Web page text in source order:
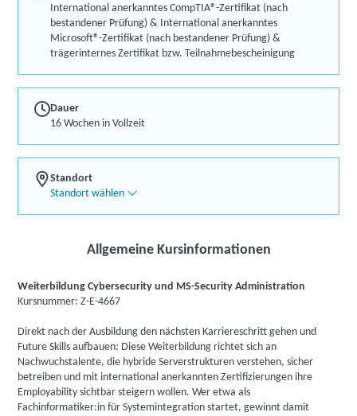
International anerkanntes CompTIA®-Zertifikat (nach
bestandener Prüfung) & International anerkanntes
Microsoft®-Zertifikat (nach bestandener Prüfung) &
trägerinternes Zertifikat bzw. Teilnahmebescheinigung
Dauer
16 Wochen in Vollzeit
Standort
Standort wählen
Allgemeine Kursinformationen
Weiterbildung Cybersecurity und MS-Security Administration
Kursnummer: Z-E-4667
Direkt nach der Ausbildung den nächsten Karriereschritt gehen und
Future Skills aufbauen: Diese Weiterbildung richtet sich an
Nachwuchstalente, die hybride Serverstrukturen verstehen, sicher
betreiben und mit international anerkannten Zertifizierungen ihre
Employability sichtbar steigern wollen. Wer etwa als
Fachinformatiker:in für Systemintegration startet, gewinnt damit